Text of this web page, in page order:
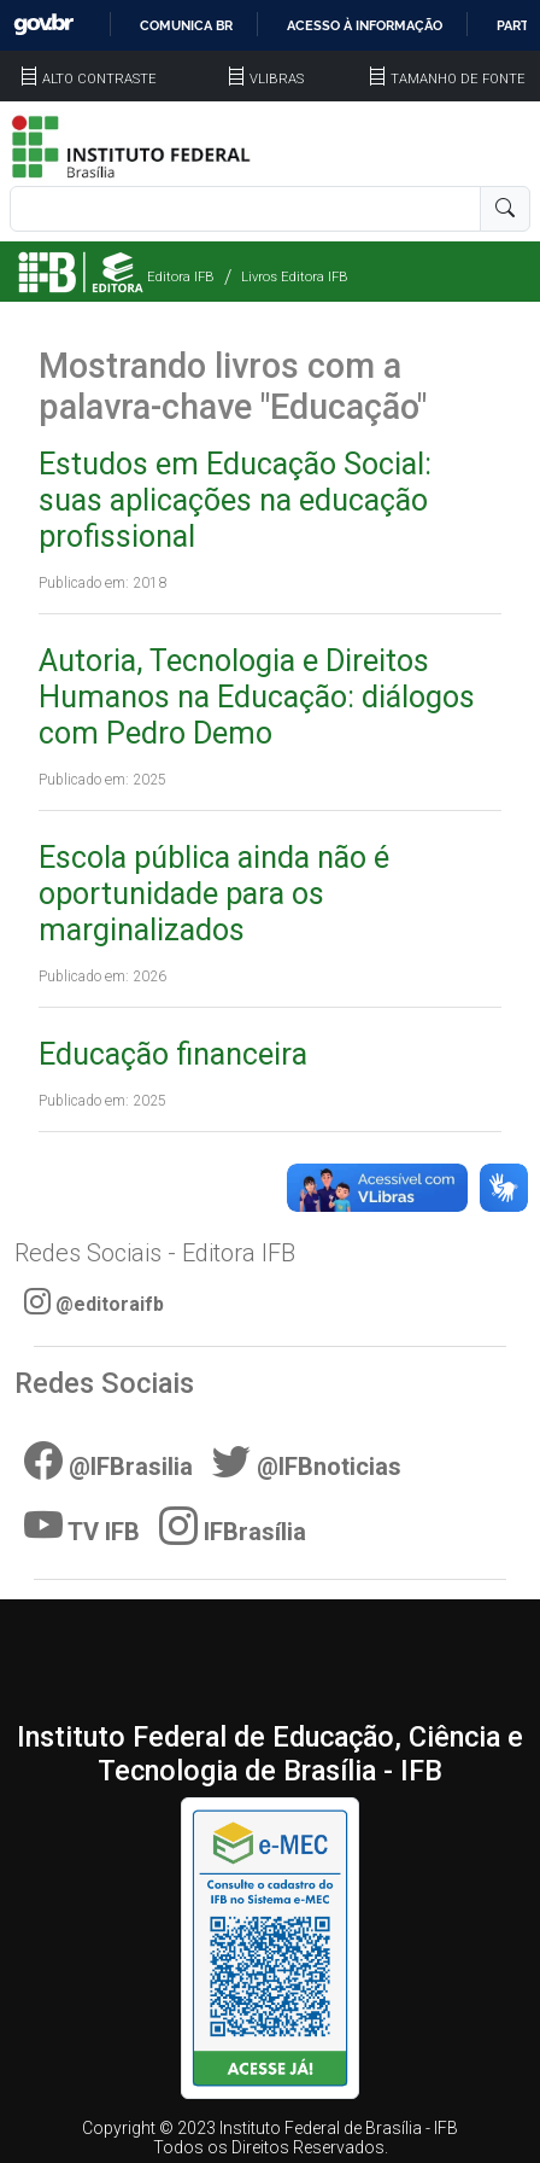
COMUNICA BR ACESSO À INFORMAÇÃO
ALTO CONTRASTE VLIBRAS TAMANHO DE FONTE
Editora IFB Livros Editora IFB
Mostrando livros com a
palavra-chave "Educação"
Estudos em Educação Social:
suas aplicações na educação
profissional
Publicado em: 2018
Autoria, Tecnologia e Direitos
Humanos na Educação: diálogos
com Pedro Demo
Publicado em: 2025
Escola pública ainda não é
oportunidade para os
marginalizados
Publicado em: 2026
Educação financeira
Publicado em: 2025
Redes Sociais - Editora IFB
@editoraifb
Redes Sociais
@IFBrasilia @IFBnoticias
TV IFB IFBrasília
Instituto Federal de Educação, Ciência e
Tecnologia de Brasília - IFB
Copyright © 2023 Instituto Federal de Brasília - IFB
Todos os Direitos Reservados.